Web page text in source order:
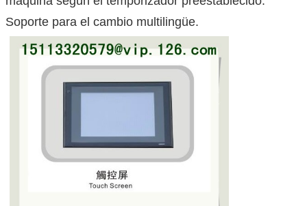
Soporte para el cambio multilingüe.